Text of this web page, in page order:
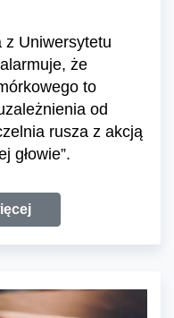
z Uniwersytetu
że
to
od
rusza z akcją
głowie”.